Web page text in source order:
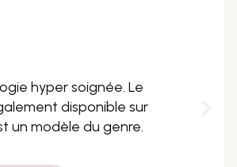
hyper soignée. Le
disponible sur
un modèle du genre.